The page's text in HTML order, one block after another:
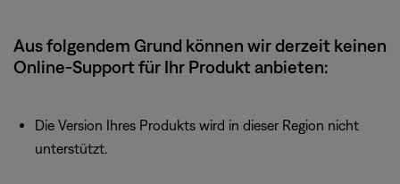
Aus folgendem Grund können wir derzeit keinen
Online-Support für Ihr Produkt anbieten:
Die Version Ihres Produkts wird in dieser Region nicht
unterstützt.